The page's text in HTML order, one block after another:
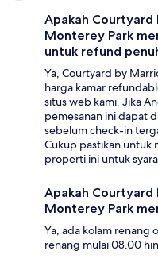
Apakah
Monterey Park
untuk refund
Ya, Courtyard by
harga kamar
situs web kami. Jika
pemesanan ini dapat
sebelum check-in
Cukup pastikan untuk
properti ini untuk
Apakah
Monterey Park
Ya, ada kolam renang
renang mulai 08.00